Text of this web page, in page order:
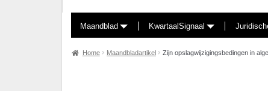
Maandblad KwartaalSignaal
Home Maandbladartikel Zijn opslagwijzigingsbedingen in